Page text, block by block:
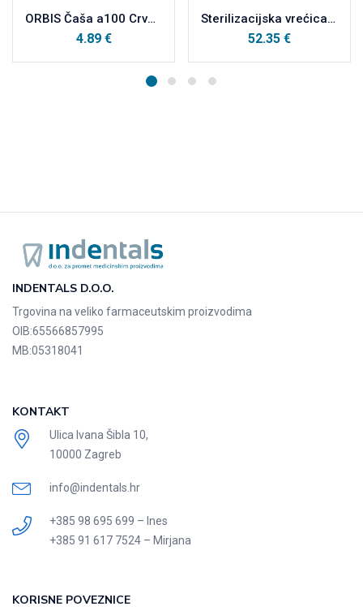
ORBIS Čaša a100 Crvena
4.89 €
Sterilizacijska vrećica 100x250mm
52.35 €
INDENTALS D.O.O.
Trgovina na veliko farmaceutskim proizvodima
OIB:65566857995
MB:05318041
KONTAKT
Ulica Ivana Šibla 10,
10000 Zagreb
info@indentals.hr
+385 98 695 699 – Ines
+385 91 617 7524 – Mirjana
KORISNE POVEZNICE